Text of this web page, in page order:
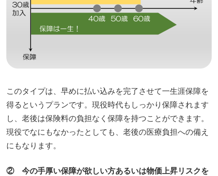
このタイプは、早めに払い込みを完了させて一生涯保障を
得るというプランです。現役時代もしっかり保障されます
し、老後は保険料の負担なく保障を持つことができます。
現役でなにもなかったとしても、老後の医療負担への備え
にもなります。
② 今の手厚い保障が欲しい方あるいは物価上昇リスクを